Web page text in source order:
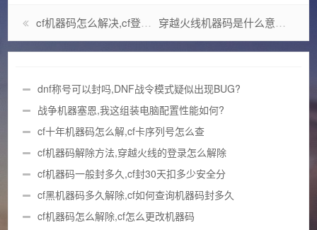
cf机器码怎么解决,cf登号器怎么弄 穿越火线机器码是什么意思,手机序列号可以随便给别人吗
dnf称号可以封吗,DNF战令模式疑似出现BUG?
战争机器塞恩,我这组装电脑配置性能如何?
cf十年机器码怎么解,cf卡序列号怎么查
cf机器码解除方法,穿越火线的登录怎么解除
cf机器码一般封多久,cf封30天扣多少安全分
cf黑机器码多久解除,cf如何查询机器码封多久
cf机器码怎么解除,cf怎么更改机器码